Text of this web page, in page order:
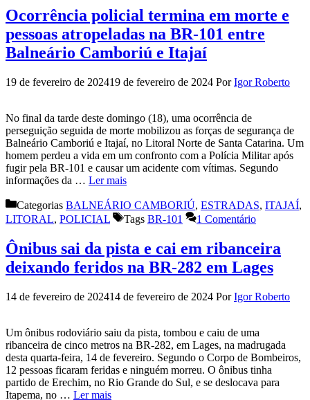
Ocorrência policial termina em morte e
pessoas atropeladas na BR-101 entre
Balneário Camboriú e Itajaí
19 de fevereiro de 202419 de fevereiro de 2024 PorIgor Roberto
No final da tarde deste domingo (18), uma ocorrência de
perseguição seguida de morte mobilizou as forças de segurança de
Balneário Camboriú e Itajaí, no Litoral Norte de Santa Catarina. Um
homem perdeu a vida em um confronto com a Polícia Militar após
fugir pela BR-101 e causar um acidente com vítimas. Segundo
informações da … Ler mais
Categorias BALNEÁRIO CAMBORIÚ, ESTRADAS, ITAJAÍ,
LITORAL, POLICIAL Tags BR-101 1 Comentário
Ônibus sai da pista e cai em ribanceira
deixando feridos na BR-282 em Lages
14 de fevereiro de 202414 de fevereiro de 2024 PorIgor Roberto
Um ônibus rodoviário saiu da pista, tombou e caiu de uma
ribanceira de cinco metros na BR-282, em Lages, na madrugada
desta quarta-feira, 14 de fevereiro. Segundo o Corpo de Bombeiros,
12 pessoas ficaram feridas e ninguém morreu. O ônibus tinha
partido de Erechim, no Rio Grande do Sul, e se deslocava para
Itapema, no … Ler mais